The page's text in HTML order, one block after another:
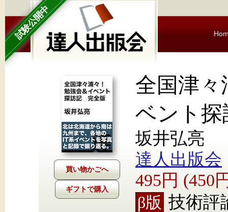
試験公開中
ギフトで購入
全国津々
ベント探
坂井弘亮
達人出版会
495円 (450
β版 技術評